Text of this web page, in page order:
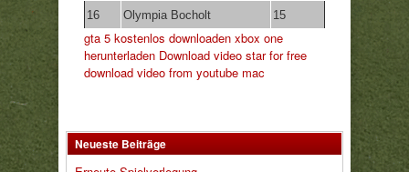
16 Olympia Bocholt 15
gta 5 kostenlos downloaden xbox one
herunterladen Download video star for free
download video from youtube mac
Neueste Beiträge